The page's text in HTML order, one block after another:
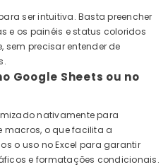
ser intuitiva. Basta preencher
e os painéis e status coloridos
precisar entender de
Google Sheets ou no
nativamente para
macros, o que facilita a
o uso no Excel para garantir
e formatações condicionais.